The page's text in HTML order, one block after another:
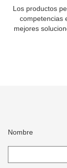
Los productos
competencias
mejores
Nombre